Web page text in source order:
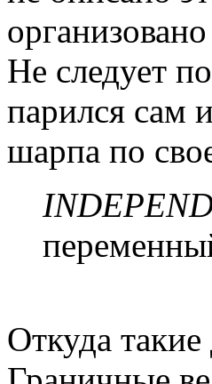
Не следует
парился сам
шарпа по
Откуда